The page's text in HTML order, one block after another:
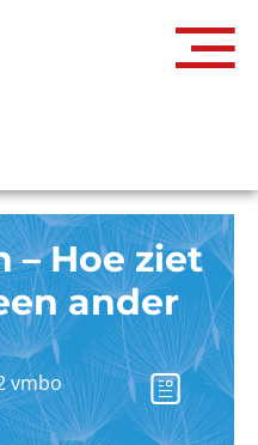
– Hoe ziet
ander
vmbo